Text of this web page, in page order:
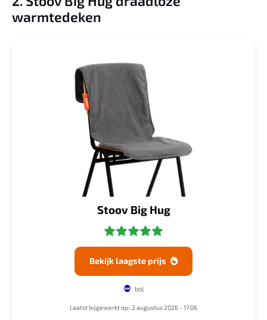
warmtedeken
Stoov Big Hug
Bekijk laagste prijs 
bol
Laatst bijgewerkt op:: 2 augustus 2026 - 17:06